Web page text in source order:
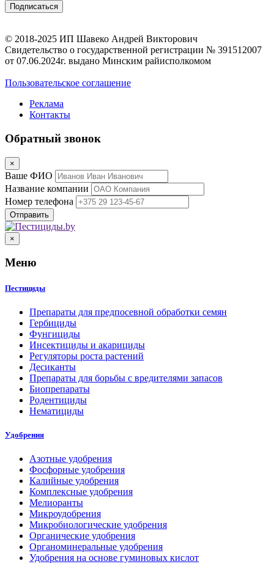
© 2018-2025 ИП Шавеко Андрей Викторович
Свидетельство о государственной регистрации № 391512007
от 07.06.2024г. выдано Минским райисполкомом
Пользовательское соглашение
Реклама
Контакты
Обратный звонок
×
Ваше ФИО
Название компании
Номер телефона
×
Меню
Пестициды
Препараты для предпосевной обработки семян
Гербициды
Фунгициды
Инсектициды и акарициды
Регуляторы роста растений
Десиканты
Препараты для борьбы с вредителями запасов
Биопрепараты
Родентициды
Нематициды
Удобрения
Азотные удобрения
Фосфорные удобрения
Калийные удобрения
Комплексные удобрения
Мелиоранты
Микроудобрения
Микробиологические удобрения
Органические удобрения
Органоминеральные удобрения
Удобрения на основе гуминовых кислот